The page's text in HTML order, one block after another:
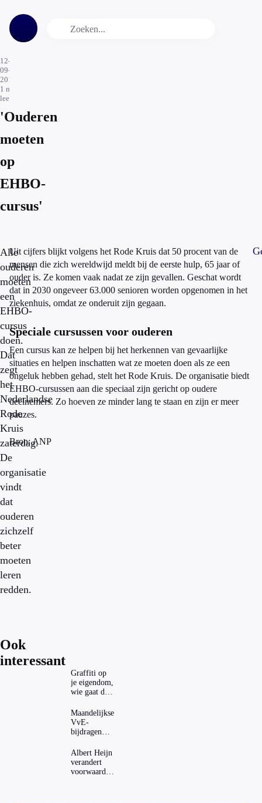
12-
09-
2015
1 min.
leestijd
'Ouderen
moeten
op
EHBO-
cursus'
Alle
ouderen
moeten
een
EHBO-
cursus
doen.
Dat
zegt
het
Nederlandse
Rode
Kruis
zaterdag.
De
organisatie
vindt
dat
ouderen
zichzelf
beter
moeten
leren
redden.
Uit cijfers blijkt volgens het Rode Kruis dat 50 procent van de
mensen die zich wereldwijd meldt bij de eerste hulp, 65 jaar of
ouder is. Ze komen vaak nadat ze zijn gevallen. Geschat wordt
dat in 2030 ongeveer 63.000 senioren worden opgenomen in het
ziekenhuis, omdat ze onderuit zijn gegaan.
Speciale cursussen voor ouderen
Een cursus kan ze helpen bij het herkennen van gevaarlijke
situaties en helpen inschatten wat ze moeten doen als ze een
ongeluk hebben gehad, stelt het Rode Kruis. De organisatie biedt
EHBO-cursussen aan die speciaal zijn gericht op oudere
deelnemers. Zo hoeven ze minder lang te staan en zijn er meer
pauzes.
Bron: ANP
Ook
interessant
Graffiti op
je eigendom,
wie gaat dat
Maandelijkse
VvE-
bijdragen
dat invloed
op je
hypotheek?
Albert Heijn
verandert
voorwaarden